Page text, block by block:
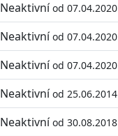
Neaktivníod 07.04.2020
Neaktivníod 07.04.2020
Neaktivníod 07.04.2020
Neaktivníod 25.06.2014
Neaktivníod 30.08.2018